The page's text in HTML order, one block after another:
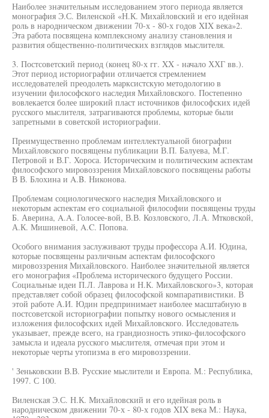
Наиболее значительным исследованием этого периода является
монография Э.С. Виленской «Н.К. Михайловский и его идейная
роль в народническом движении 70-х - 80-х годов XIX века»2.
Эта работа посвящена комплексному анализу становления и
развития общественно-политических взглядов мыслителя.
3. Постсоветский период (конец 80-х гг. XX - начало ХХГ вв.).
Этот период историографии отличается стремлением
исследователей преодолеть марксистскую методологию в
изучении философского наследия Михайловского. Постепенно
вовлекается более широкий пласт источников философских идей
русского мыслителя, затрагиваются проблемы, которые были
запретными в советской историографии.
Преимущественно проблемам интеллектуальной биографии
Михайловского посвящены публикации В.П. Балуева, М.Г.
Петровой и В.Г. Хороса. Историческим и политическим аспектам
философского мировоззрения Михайловского посвящены работы
В В. Блохина и A.B. Никонова.
Проблемам социологического наследия Михайловского и
некоторым аспектам его социальной философии посвящены труды
Б. Аверина, A.A. Голосее-вой, В.В. Козловского, Л.А. Мтковской,
А.К. Мишиневой, A.C. Попова.
Особого внимания заслуживают труды профессора А.И. Юдина,
которые посвящены различным аспектам философского
мировоззрения Михайловского. Наиболее значительной является
его монография «Проблема исторического будущего России.
Социальные идеи П.Л. Лаврова и Н.К. Михайловского»3, которая
представляет собой образец философской компаративистики. В
этой работе А.И. Юдин предпринимает наиболее масштабную в
постсоветской историографии попытку нового осмысления и
изложения философских идей Михайловского. Исследователь
указывает, прежде всего, на грандиозность этико-философского
замысла и идеала русского мыслителя, отмечая при этом и
некоторые черты утопизма в его мировоззрении.
' Зеньковскии В.В. Русские мыслители и Европа. М.: Республика,
1997. С 100.
Виленская Э.С. Н.К. Михайловский и его идейная роль в
народническом движении 70-х - 80-х годов XIX века М.: Наука,